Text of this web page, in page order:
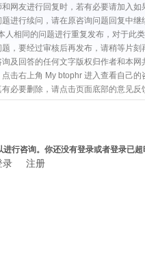
网友进行回复时，若有必要请加入
进行续问，请在原咨询问题回复中
人相同的问题进行重复发布，对于此
，要经过审核后再发布，请稍等片刻
及回答的任何文字版权归作者和本
击右上角 My btophr 进入查看自己
必要删除，请点击页面底部的意见
进行咨询。你还没有登录或者登录已
录 注册